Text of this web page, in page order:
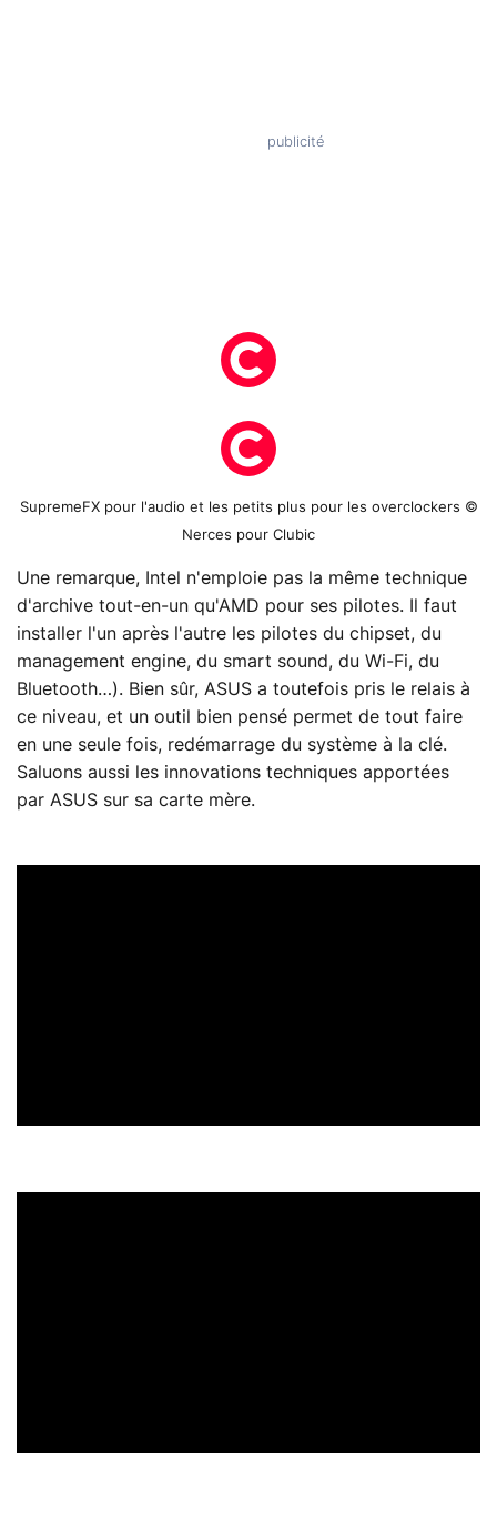
SupremeFX pour l'audio et les petits plus pour les overclockers ©
Nerces pour Clubic
Une remarque, Intel n'emploie pas la même technique
d'archive tout-en-un qu'AMD pour ses pilotes. Il faut
installer l'un après l'autre les pilotes du chipset, du
management engine, du smart sound, du Wi-Fi, du
Bluetooth…). Bien sûr, ASUS a toutefois pris le relais à
ce niveau, et un outil bien pensé permet de tout faire
en une seule fois, redémarrage du système à la clé.
Saluons aussi les innovations techniques apportées
par ASUS sur sa carte mère.